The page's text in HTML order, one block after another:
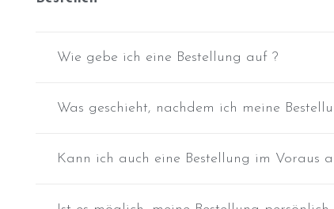
Wie gebe ich eine Bestellung auf ?
Was geschieht, nachdem ich meine
Kann ich auch eine Bestellung im Voraus